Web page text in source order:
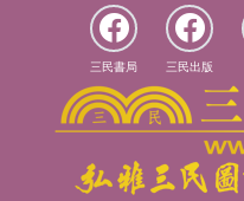
三民書局 三民出版